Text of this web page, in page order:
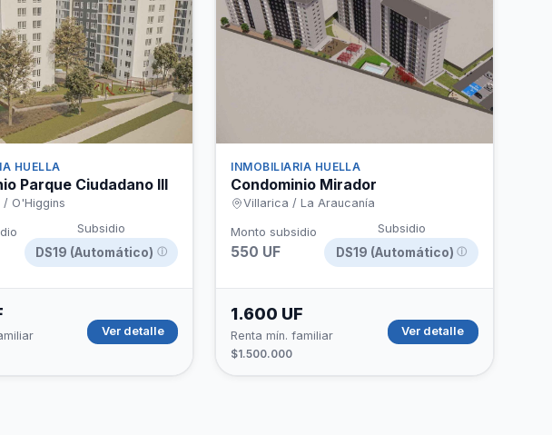
HUELLA
Parque Ciudadano III
/ O'Higgins
Subsidio
DS19 (Automático) ⓘ
Ver detalle
INMOBILIARIA HUELLA
Condominio Mirador
Villarica / La Araucanía
Monto subsidio
550 UF
Subsidio
DS19 (Automático) ⓘ
1.600 UF
Renta mín. familiar
$1.500.000
Ver detalle